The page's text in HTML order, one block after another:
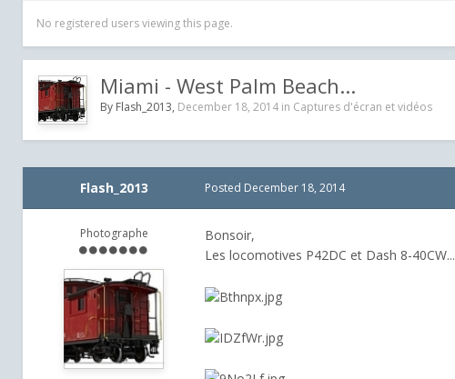
No registered users viewing this page.
Miami - West Palm Beach...
By Flash_2013, December 18, 2014 in Captures d'écran et vidéos
Flash_2013
Photographe
Posted December 18, 2014
Bonsoir,
Les locomotives P42DC et Dash 8-40CW...